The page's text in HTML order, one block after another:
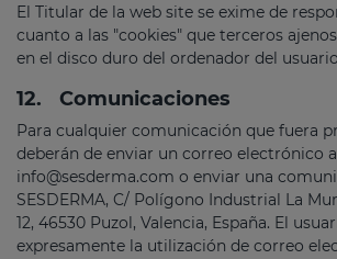
El Titular de la web site se exime de
cuanto a las "cookies" que terceros
en el disco duro del ordenador del
12. Comunicaciones
Para cualquier comunicación que fuera
deberán de enviar un correo electrónico a
info@sesderma.com o enviar una
SESDERMA, C/ Polígono Industrial La
12, 46530 Puzol, Valencia, España. El
expresamente la utilización de correo